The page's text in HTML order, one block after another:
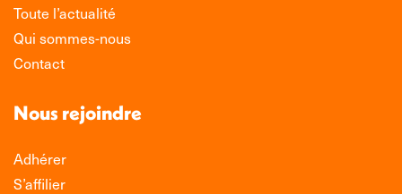
Toute l’actualité
Qui sommes-nous
Contact
Nous rejoindre
Adhérer
S’affilier